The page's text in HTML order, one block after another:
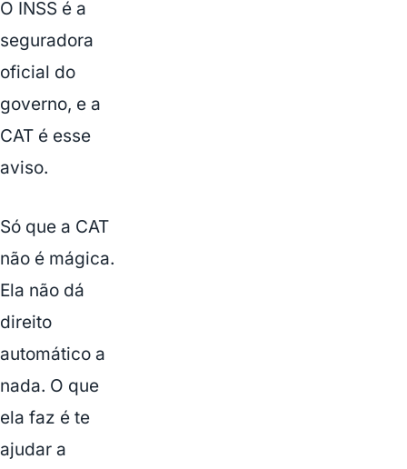
O INSS é a
seguradora
oficial do
governo, e a
CAT é esse
aviso.
Só que a CAT
não é mágica.
Ela não dá
direito
automático a
nada. O que
ela faz é te
ajudar a